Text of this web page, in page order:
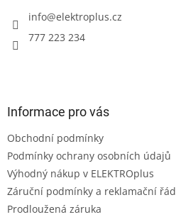
info@elektroplus.cz
777 223 234
Informace pro vás
Obchodní podmínky
Podmínky ochrany osobních údajů
Výhodný nákup v ELEKTROplus
Záruční podmínky a reklamační řád
Prodloužená záruka